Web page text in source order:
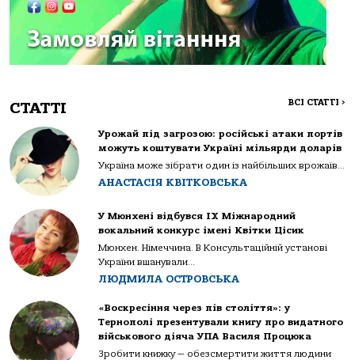
СТАТТІ ВСІ СТАТТІ >
Урожай під загрозою: російські атаки портів
можуть коштувати Україні мільярди доларів
Україна може зібрати один із найбільших врожаїв...
АНАСТАСІЯ КВІТКОВСЬКА
У Мюнхені відбувся IX Міжнародний
вокальний конкурс імені Квітки Цісик
Мюнхен. Німеччина. В Консультаційній установі
України вшанували...
ЛЮДМИЛА ОСТРОВСЬКА
«Воскресіння через пів століття»: у
Тернополі презентували книгу про видатного
військового діяча УПА Василя Процюка
Зробити книжку — обезсмертити життя людини